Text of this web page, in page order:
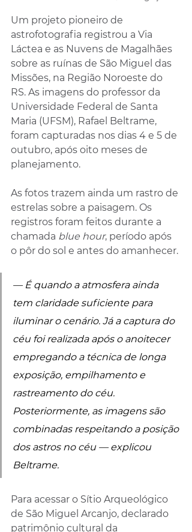
Um projeto pioneiro de
astrofotografia registrou a Via
Láctea e as Nuvens de Magalhães
sobre as ruínas de São Miguel das
Missões, na Região Noroeste do
RS. As imagens do professor da
Universidade Federal de Santa
Maria (UFSM), Rafael Beltrame,
foram capturadas nos dias 4 e 5 de
outubro, após oito meses de
planejamento.
As fotos trazem ainda um rastro de
estrelas sobre a paisagem. Os
registros foram feitos durante a
chamada blue hour, período após
o pôr do sol e antes do amanhecer.
— É quando a atmosfera ainda
tem claridade suficiente para
iluminar o cenário. Já a captura do
céu foi realizada após o anoitecer
empregando a técnica de longa
exposição, empilhamento e
rastreamento do céu.
Posteriormente, as imagens são
combinadas respeitando a posição
dos astros no céu — explicou
Beltrame.
Para acessar o Sítio Arqueológico
de São Miguel Arcanjo, declarado
patrimônio cultural da